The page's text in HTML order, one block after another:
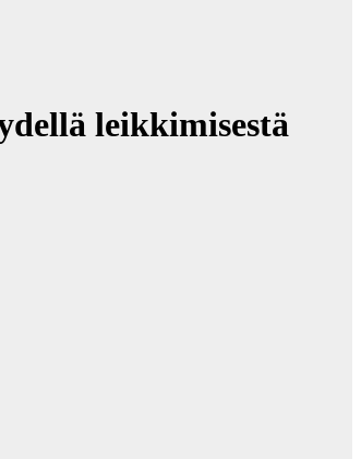
leikkimisestä